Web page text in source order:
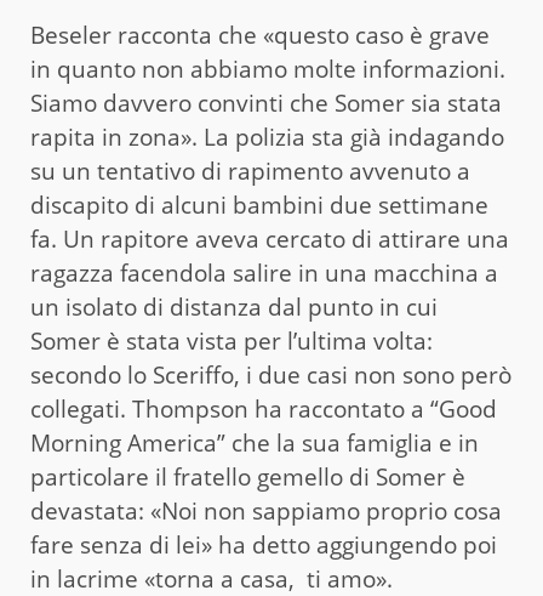
Beseler racconta che «questo caso è grave
in quanto non abbiamo molte informazioni.
Siamo davvero convinti che Somer sia stata
rapita in zona». La polizia sta già indagando
su un tentativo di rapimento avvenuto a
discapito di alcuni bambini due settimane
fa. Un rapitore aveva cercato di attirare una
ragazza facendola salire in una macchina a
un isolato di distanza dal punto in cui
Somer è stata vista per l’ultima volta:
secondo lo Sceriffo, i due casi non sono però
collegati. Thompson ha raccontato a “Good
Morning America” che la sua famiglia e in
particolare il fratello gemello di Somer è
devastata: «Noi non sappiamo proprio cosa
fare senza di lei» ha detto aggiungendo poi
in lacrime «torna a casa, ti amo».